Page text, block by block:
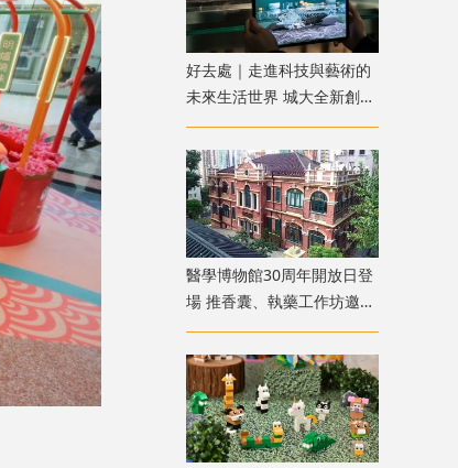
好去處｜走進科技與藝術的
未來生活世界 城大全新創意
展覽免費參觀
醫學博物館30周年開放日登
場 推香囊、執藥工作坊邀親
子同樂